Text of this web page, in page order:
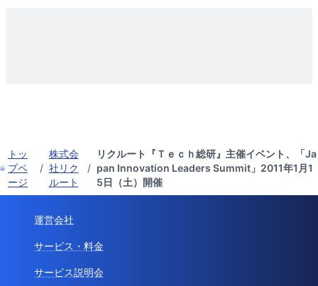
トッ
プペ
ージ
/
株式会
社リク
ルート
/
リクルート『Ｔｅｃｈ総研』主催イベント、「Ja
pan Innovation Leaders Summit」2011年1月1
5日（土）開催
運営会社
サービス・料金
サービス説明会